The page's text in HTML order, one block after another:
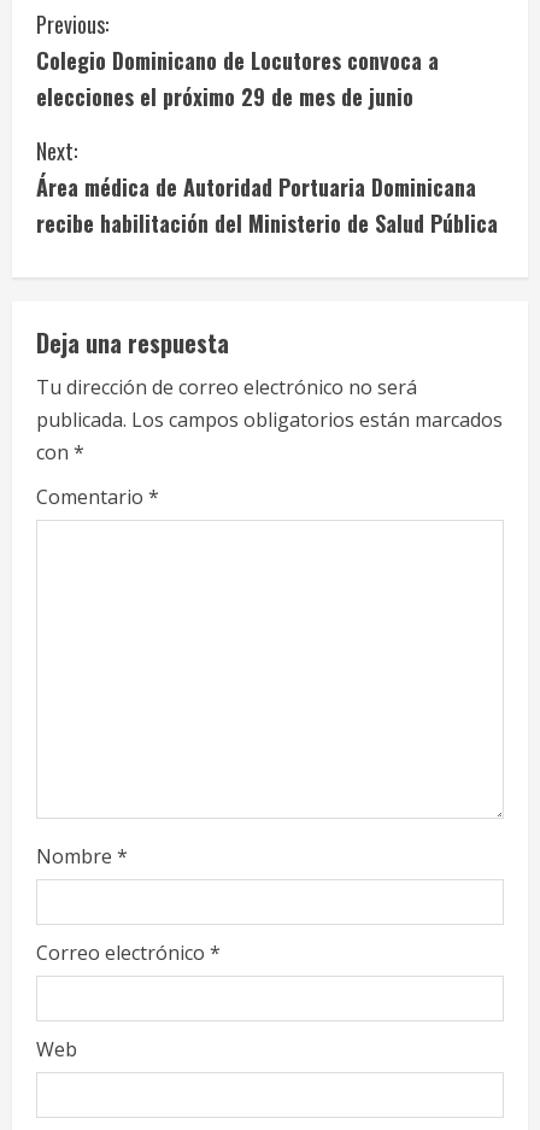
C
o
n
t
i
n
u
e
R
e
a
Previous:
Colegio Dominicano de Locutores convoca a
elecciones el próximo 29 de mes de junio
Next:
Área médica de Autoridad Portuaria Dominicana
recibe habilitación del Ministerio de Salud Pública
Deja una respuesta
Tu dirección de correo electrónico no será
publicada. Los campos obligatorios están marcados
con *
Comentario *
Nombre *
Correo electrónico *
Web